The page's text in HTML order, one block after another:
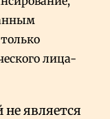
лица-
является